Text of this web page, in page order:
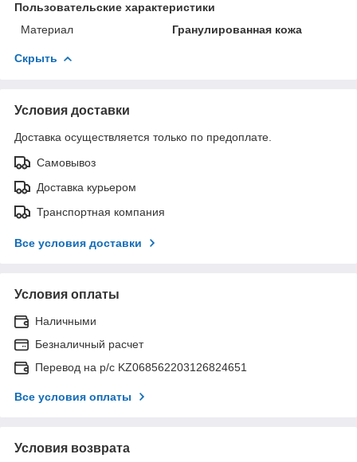
Пользовательские характеристики
Материал
Гранулированная кожа
Скрыть
Условия доставки
Доставка осуществляется только по предоплате.
Самовывоз
Доставка курьером
Транспортная компания
Все условия доставки
Условия оплаты
Наличными
Безналичный расчет
Перевод на р/с KZ068562203126824651
Все условия оплаты
Условия возврата